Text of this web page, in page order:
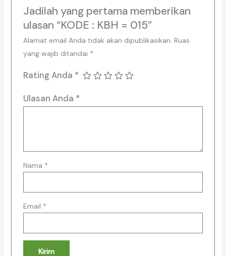
Jadilah yang pertama memberikan
ulasan “KODE : KBH = 015”
Alamat email Anda tidak akan dipublikasikan. Ruas
yang wajib ditandai *
Rating Anda *
Ulasan Anda *
Nama *
Email *